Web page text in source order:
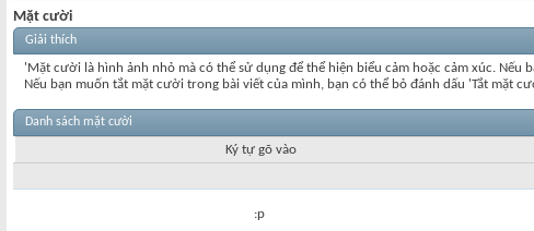
Mặt cười
Giải thích
'Mặt cười là hình ảnh nhỏ mà có thể sử dụng để thể hiện biểu cảm hoặc cảm xúc.
Nếu bạn muốn tắt mặt cười trong bài viết của mình, bạn có thể bỏ đánh dấu 'Tắt mặt
Danh sách mặt cười
Ký tự gõ vào
:p